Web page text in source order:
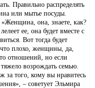
Правильно распределять
или мытье посуды.
она, знаете, как?
ее, она будет вместе с
Вот тогда будет
что плохо, женщины, да,
отношений, но если
возрождать семью.
за того, кому вы нравитесь
– советует Эльмира